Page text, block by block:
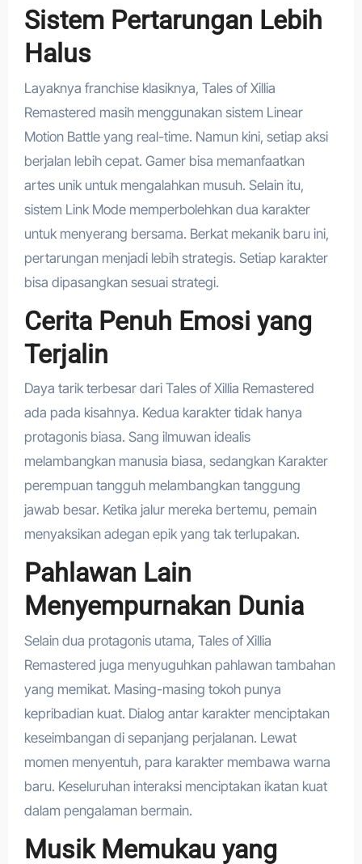
Sistem Pertarungan Lebih
Halus
Layaknya franchise klasiknya, Tales of Xillia
Remastered masih menggunakan sistem Linear
Motion Battle yang real-time. Namun kini, setiap aksi
berjalan lebih cepat. Gamer bisa memanfaatkan
artes unik untuk mengalahkan musuh. Selain itu,
sistem Link Mode memperbolehkan dua karakter
untuk menyerang bersama. Berkat mekanik baru ini,
pertarungan menjadi lebih strategis. Setiap karakter
bisa dipasangkan sesuai strategi.
Cerita Penuh Emosi yang
Terjalin
Daya tarik terbesar dari Tales of Xillia Remastered
ada pada kisahnya. Kedua karakter tidak hanya
protagonis biasa. Sang ilmuwan idealis
melambangkan manusia biasa, sedangkan Karakter
perempuan tangguh melambangkan tanggung
jawab besar. Ketika jalur mereka bertemu, pemain
menyaksikan adegan epik yang tak terlupakan.
Pahlawan Lain
Menyempurnakan Dunia
Selain dua protagonis utama, Tales of Xillia
Remastered juga menyuguhkan pahlawan tambahan
yang memikat. Masing-masing tokoh punya
kepribadian kuat. Dialog antar karakter menciptakan
keseimbangan di sepanjang perjalanan. Lewat
momen menyentuh, para karakter membawa warna
baru. Keseluruhan interaksi menciptakan ikatan kuat
dalam pengalaman bermain.
Musik Memukau yang